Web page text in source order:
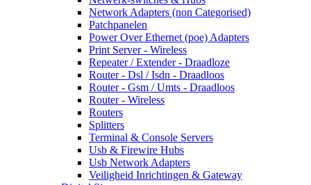
Network Adapters (non Categorised)
Patchpanelen
Power Over Ethernet (poe) Adapters
Print Server - Wireless
Repeater / Extender - Draadloze
Router - Dsl / Isdn - Draadloos
Router - Gsm / Umts - Draadloos
Router - Wireless
Routers
Splitters
Terminal & Console Servers
Usb & Firewire Hubs
Usb Network Adapters
Veiligheid Inrichtingen & Gateway